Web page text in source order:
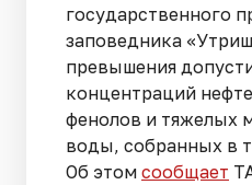
государственного
заповедника
превышения
концентраций
фенолов и тяжелых
воды, собранных в
Об этом сообщает